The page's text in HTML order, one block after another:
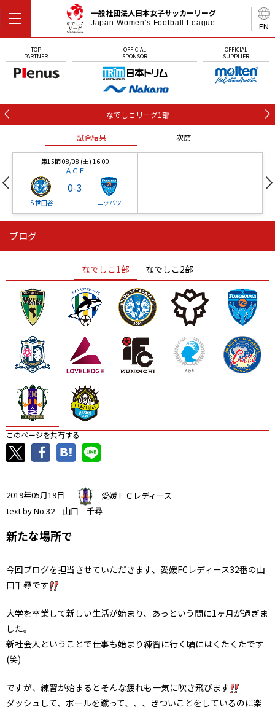
EN
一般社団法人日本女子サッカーリーグ
Japan Women's Football League
TOP
PARTNER
OFFICIAL
SPONSOR
OFFICIAL
SUPPLIER
なでしこリーグ1部
試合結果 次節
第15節 08/08 (土) 16:00
ＡＧＦ
Ｓ世田谷
0-3
ニッパツ
ニッパツ
ニッパツ 名古屋
石人の星
静岡 愛媛Ｌ
ブログ
なでしこ1部 なでしこ2部
このページを共有する
2019年05月19日
愛媛ＦＣレディース
text by No.32 山口 千尋
新たな場所で
今回ブログを担当させていただきます、愛媛FCレディース32番の山
口千尋です
大学を卒業して新しい生活が始まり、あっという間に1ヶ月が過ぎま
した。
新社会人ということで仕事も始まり練習に行く頃にはくたくたです
(笑)
ですが、練習が始まるとそんな疲れも一気に吹き飛びます
ダッシュして、ボールを蹴って、、、きついことをしているのに楽